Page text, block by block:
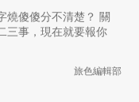
燒傻傻分不清楚？ 關
三事，現在就要報你
旅色編輯部